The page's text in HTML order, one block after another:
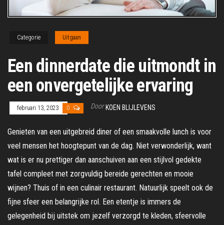
Categorie Uitgaan
Een dinnerdate die uitmondt in
een onvergetelijke ervaring
februari 13, 2023 0 Door KOEN BLIJLEVENS
Genieten van een uitgebreid diner of een smaakvolle lunch is voor
veel mensen het hoogtepunt van de dag. Niet verwonderlijk, want
wat is er nu prettiger dan aanschuiven aan een stijlvol gedekte
tafel compleet met zorgvuldig bereide gerechten en mooie
wijnen? Thuis of in een culinair restaurant. Natuurlijk speelt ook de
fijne sfeer een belangrijke rol. Een etentje is immers de
gelegenheid bij uitstek om jezelf verzorgd te kleden, sfeervolle